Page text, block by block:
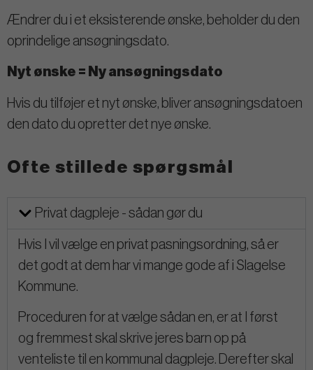
Ændrer du i et eksisterende ønske, beholder du den
oprindelige ansøgningsdato.
Nyt ønske = Ny ansøgningsdato
Hvis du tilføjer et nyt ønske, bliver ansøgningsdatoen
den dato du opretter det nye ønske.
Ofte stillede spørgsmål
Privat dagpleje - sådan gør du
Hvis I vil vælge en privat pasningsordning, så er
det godt at dem har vi mange gode af i Slagelse
Kommune.
Proceduren for at vælge sådan en, er at I først
og fremmest skal skrive jeres barn op på
venteliste til en kommunal dagpleje. Derefter skal